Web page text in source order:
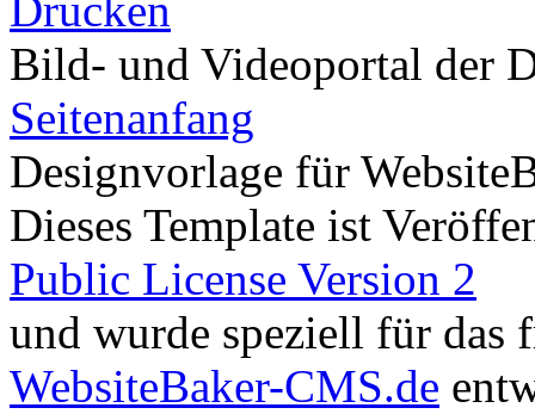
Bild- und Videoportal der
Seitenanfang
Designvorlage für
Dieses Template ist
Public License Version 2
und wurde speziell für das
WebsiteBaker-CMS.de